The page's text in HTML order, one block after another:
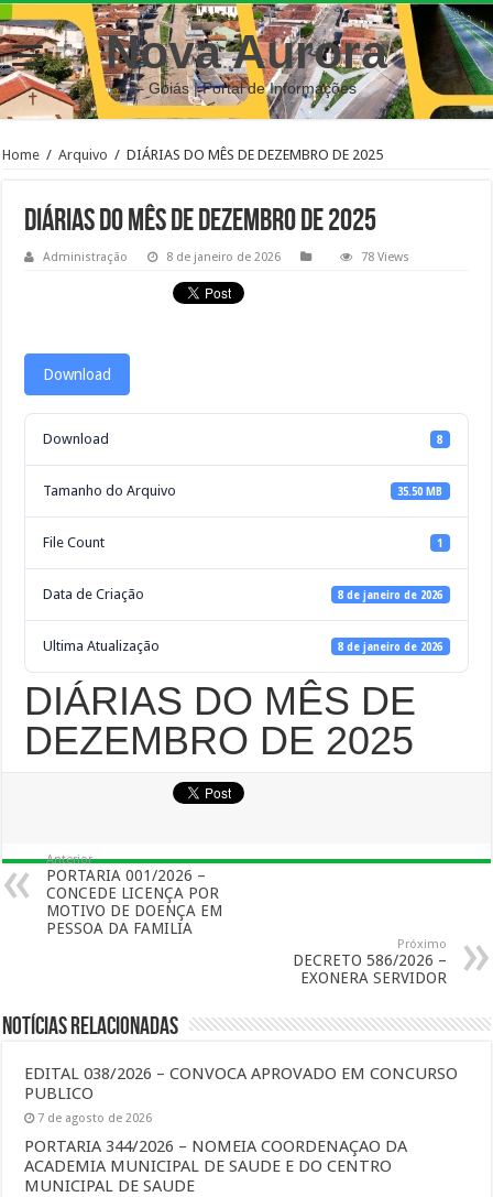
Nova Aurora
– Goiás | Portal de Informações
Home / Arquivo / DIÁRIAS DO MÊS DE DEZEMBRO DE 2025
DIÁRIAS DO MÊS DE DEZEMBRO DE 2025
Administração 8 de janeiro de 2026 78 Views
Download
Download 8
Tamanho do Arquivo 35.50 MB
File Count 1
Data de Criação 8 de janeiro de 2026
Ultima Atualização 8 de janeiro de 2026
DIÁRIAS DO MÊS DE
DEZEMBRO DE 2025
Anterior
PORTARIA 001/2026 –
CONCEDE LICENÇA POR
MOTIVO DE DOENÇA EM
PESSOA DA FAMILIA
Próximo
DECRETO 586/2026 –
EXONERA SERVIDOR
Notícias Relacionadas
EDITAL 038/2026 – CONVOCA APROVADO EM CONCURSO
PUBLICO
7 de agosto de 2026
PORTARIA 344/2026 – NOMEIA COORDENAÇAO DA
ACADEMIA MUNICIPAL DE SAUDE E DO CENTRO
MUNICIPAL DE SAUDE